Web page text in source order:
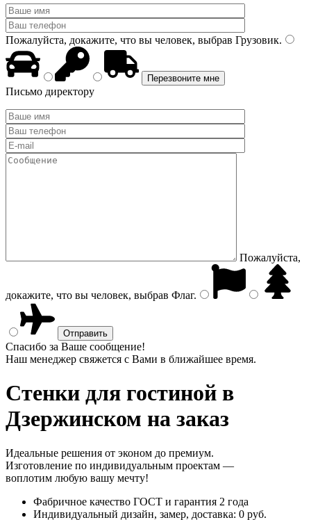
Пожалуйста, докажите, что вы человек, выбрав Грузовик.
Письмо директору
Пожалуйста,
докажите, что вы человек, выбрав Флаг.
Спасибо за Ваше сообщение!
Наш менеджер свяжется с Вами в ближайшее время.
Стенки для гостиной в
Дзержинском на заказ
Идеальные решения от эконом до премиум.
Изготовление по индивидуальным проектам —
воплотим любую вашу мечту!
Фабричное качество ГОСТ и гарантия 2 года
Индивидуальный дизайн, замер, доставка: 0 руб.